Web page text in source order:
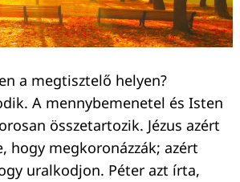
a megtisztelő helyen?
A mennybemenetel és Isten
összetartozik. Jézus azért
hogy megkoronázzák; azért
uralkodjon. Péter azt írta,